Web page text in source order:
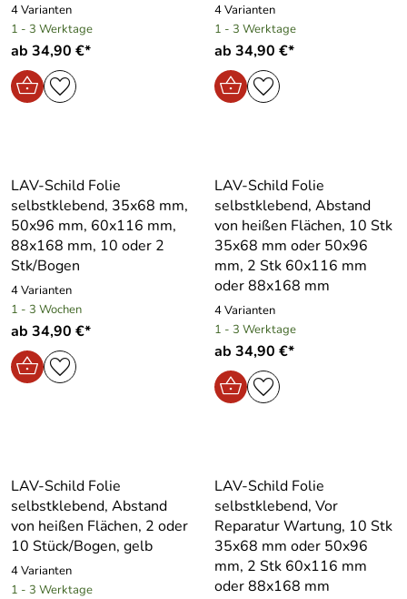
4 Varianten
1 - 3 Werktage
ab 34,90 €*
4 Varianten
1 - 3 Werktage
ab 34,90 €*
LAV-Schild Folie
selbstklebend, 35x68 mm,
50x96 mm, 60x116 mm,
88x168 mm, 10 oder 2
Stk/Bogen
4 Varianten
1 - 3 Wochen
ab 34,90 €*
LAV-Schild Folie
selbstklebend, Abstand
von heißen Flächen, 10 Stk
35x68 mm oder 50x96
mm, 2 Stk 60x116 mm
oder 88x168 mm
4 Varianten
1 - 3 Werktage
ab 34,90 €*
LAV-Schild Folie
selbstklebend, Abstand
von heißen Flächen, 2 oder
10 Stück/Bogen, gelb
4 Varianten
1 - 3 Werktage
LAV-Schild Folie
selbstklebend, Vor
Reparatur Wartung, 10 Stk
35x68 mm oder 50x96
mm, 2 Stk 60x116 mm
oder 88x168 mm